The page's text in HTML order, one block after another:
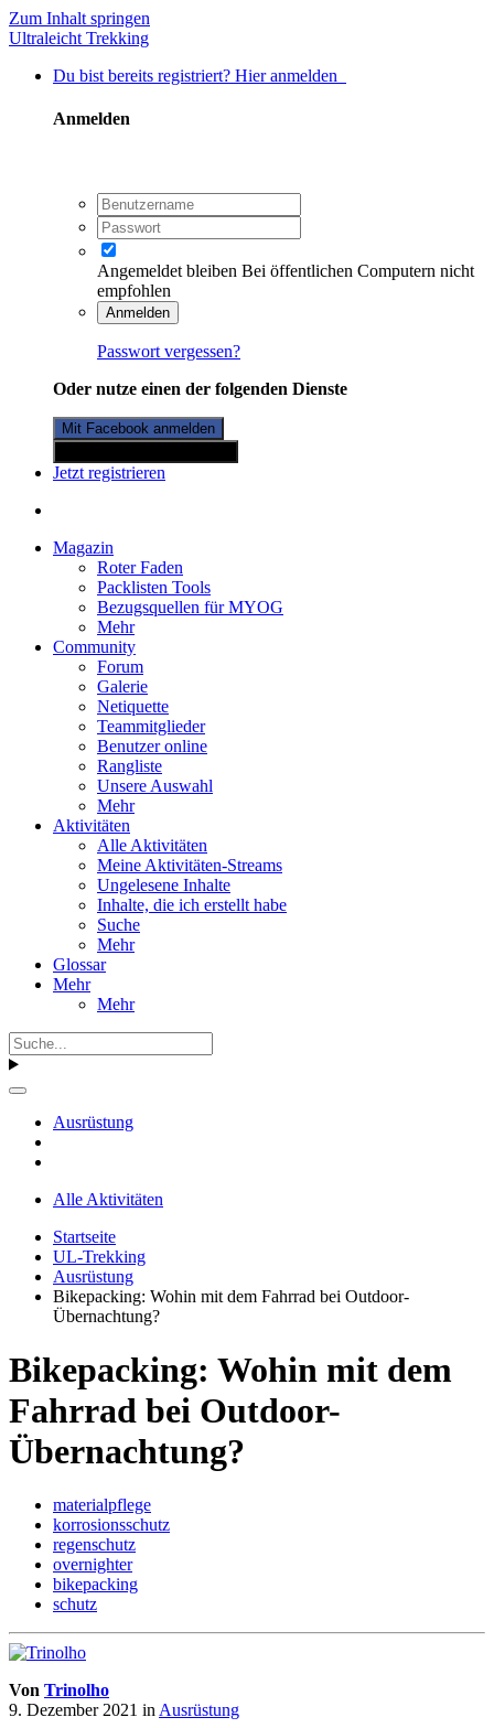
Zum Inhalt springen
Ultraleicht Trekking
Du bist bereits registriert? Hier anmelden
Anmelden
Angemeldet bleiben Bei öffentlichen Computern nicht
empfohlen
Anmelden
Passwort vergessen?
Oder nutze einen der folgenden Dienste
Mit Facebook anmelden
Jetzt registrieren
Magazin
Roter Faden
Packlisten Tools
Bezugsquellen für MYOG
Mehr
Community
Forum
Galerie
Netiquette
Teammitglieder
Benutzer online
Rangliste
Unsere Auswahl
Mehr
Aktivitäten
Alle Aktivitäten
Meine Aktivitäten-Streams
Ungelesene Inhalte
Inhalte, die ich erstellt habe
Suche
Mehr
Glossar
Mehr
Mehr
Ausrüstung
Alle Aktivitäten
Startseite
UL-Trekking
Ausrüstung
Bikepacking: Wohin mit dem Fahrrad bei Outdoor-
Übernachtung?
Bikepacking: Wohin mit dem
Fahrrad bei Outdoor-
Übernachtung?
materialpflege
korrosionsschutz
regenschutz
overnighter
bikepacking
schutz
Von Trinolho
9. Dezember 2021 inAusrüstung